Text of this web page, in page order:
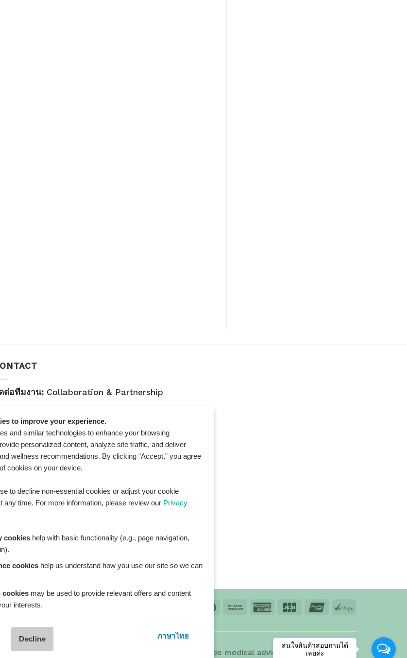
ต่อทีมงาน: Collaboration & Partnership
ถามทั่วไป:General Inquiry
Official ID:
@Healthplatz
มเพื่อนAdd LINE :
lin.ee/sqNlLtc
is a registered trademark of Adbrandture Co., Ltd.
purposes only. Healthplatz does not provide medical advice, diagnosis, or
to improve your experience.
and similar technologies to enhance your browsing
personalized content, analyze site traffic, and deliver
wellness recommendations. By clicking “Accept,” you agree
cookies on your device.
to decline non-essential cookies or adjust your cookie
any time. For more information, please review our Privacy
cookies help with basic functionality (e.g., page navigation,
cookies help us understand how you use our site so we can
cookies may be used to provide relevant offers and content
interests.
Decline
ภาษาไทย
สนใจสินค้าสอบถามได้
เลยค่ะ